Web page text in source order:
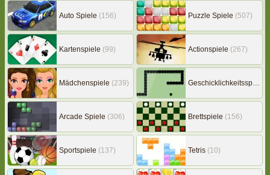
Auto Spiele (156) Puzzle Spiele (507)
Kartenspiele (99) Actionspiele (267)
Mädchenspiele (239) Geschicklichkeitsspiele
Arcade Spiele (306) Brettspiele (156)
Sportspiele (137) Tetris (10)